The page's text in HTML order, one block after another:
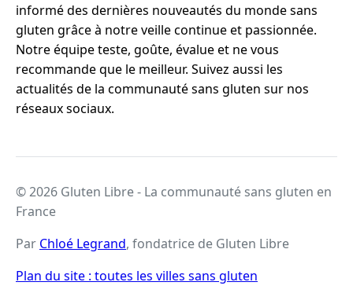
informé des dernières nouveautés du monde sans
gluten grâce à notre veille continue et passionnée.
Notre équipe teste, goûte, évalue et ne vous
recommande que le meilleur. Suivez aussi les
actualités de la communauté sans gluten sur nos
réseaux sociaux.
© 2026 Gluten Libre - La communauté sans gluten en
France
Par Chloé Legrand, fondatrice de Gluten Libre
Plan du site : toutes les villes sans gluten